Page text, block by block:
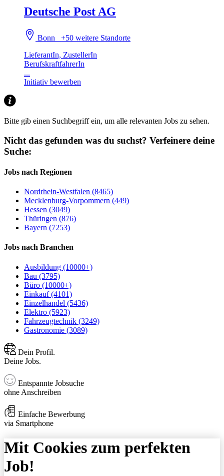
Deutsche Post AG
Bonn+50 weitere Standorte
LieferantIn, ZustellerIn
BerufskraftfahrerIn
...
Initiativ bewerben
Bitte gib einen Suchbegriff ein, um alle relevanten Jobs zu sehen.
Nicht das gefunden was du suchst? Verfeinere deine
Suche:
Jobs nach Regionen
Nordrhein-Westfalen (8465)
Mecklenburg-Vorpommern (449)
Hessen (3049)
Thüringen (876)
Bayern (7253)
Jobs nach Branchen
Ausbildung (10000+)
Bau (3795)
Büro (10000+)
Einkauf (4101)
Einzelhandel (5436)
Elektro (5923)
Fahrzeugtechnik (3249)
Gastronomie (3089)
Dein Profil.
Deine Jobs.
Entspannte Jobsuche
ohne Anschreiben
Einfache Bewerbung
via Smartphone
Mit Cookies zum perfekten
Job!